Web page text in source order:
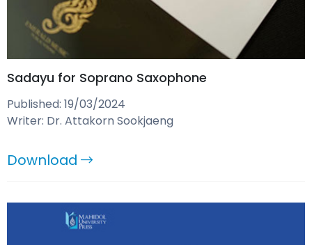
Sadayu for Soprano Saxophone
Published: 19/03/2024
Writer: Dr. Attakorn Sookjaeng
Download